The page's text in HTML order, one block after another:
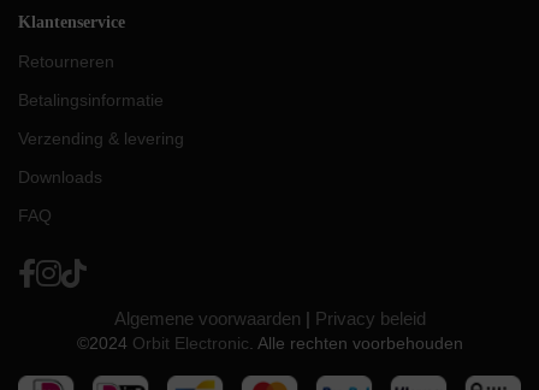
Klantenservice
Retourneren
Betalingsinformatie
Verzending & levering
Downloads
FAQ
Algemene voorwaarden | Privacy beleid
©2024 Orbit Electronic. Alle rechten voorbehouden